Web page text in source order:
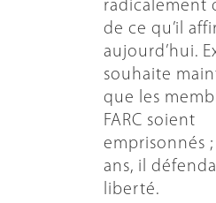
radicalement
de ce qu’il
aujourd’hui.
souhaite
que les
FARC soient
emprisonnés
ans, il
liberté.